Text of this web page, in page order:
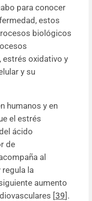
para conocer
estos
biológicos
estrés oxidativo y
y su
humanos y en
el estrés
ácido
de
al
la
aumento
[39].